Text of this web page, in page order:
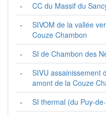
-
CC du Massif du
-
SIVOM de la vallée
Couze Chambon
- SI de Chambon des
-
SIVU assainissement
amont de la Couze
- SI thermal (du Puy-